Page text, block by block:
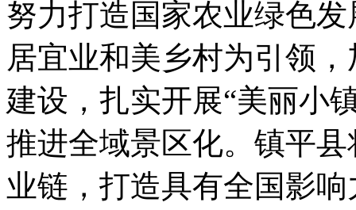
努力打造国家农业绿色
居宜业和美乡村为引领
建设，扎实开展“美丽小
推进全域景区化。镇平
业链，打造具有全国影